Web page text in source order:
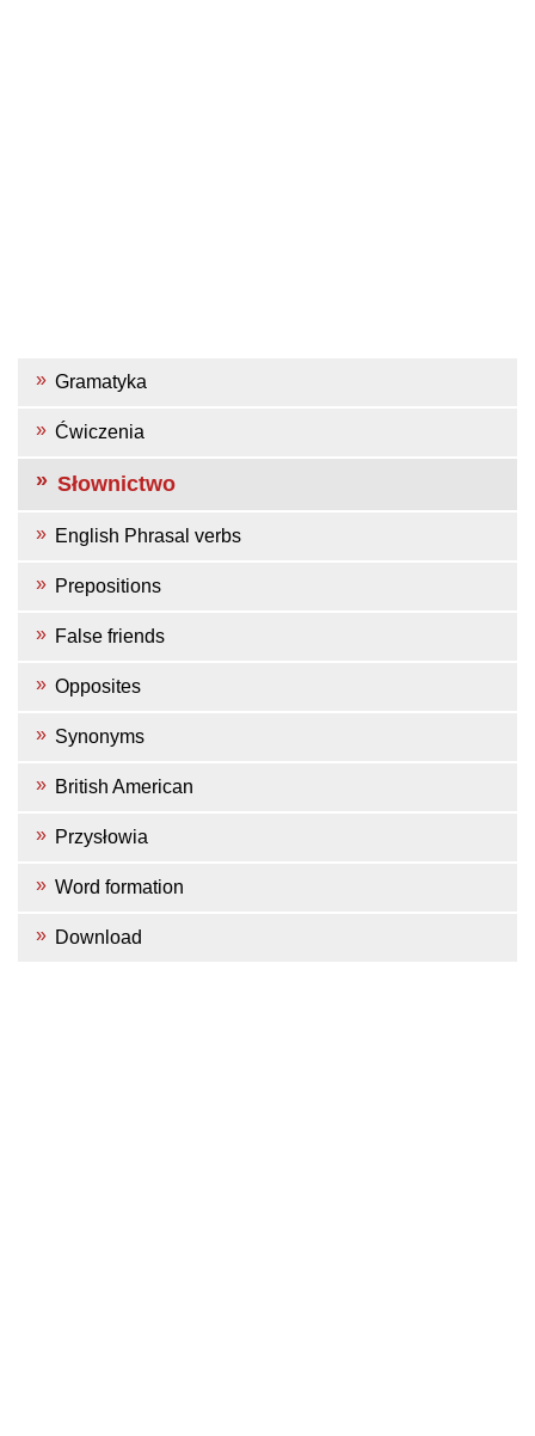
Gramatyka
Ćwiczenia
Słownictwo
English Phrasal verbs
Prepositions
False friends
Opposites
Synonyms
British American
Przysłowia
Word formation
Download